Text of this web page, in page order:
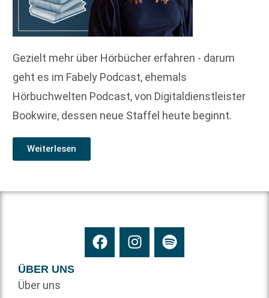
Gezielt mehr über Hörbücher erfahren - darum
geht es im Fabely Podcast, ehemals
Hörbuchwelten Podcast, von Digitaldienstleister
Bookwire, dessen neue Staffel heute beginnt.
Weiterlesen
ÜBER UNS
Über uns